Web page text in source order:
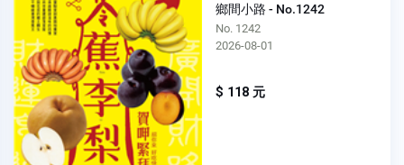
鄉間小路 - No.1242
No. 1242
2026-08-01
$ 118 元